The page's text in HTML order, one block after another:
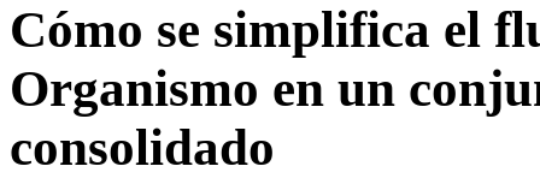
Cómo se simplifica el
Organismo en un
consolidado